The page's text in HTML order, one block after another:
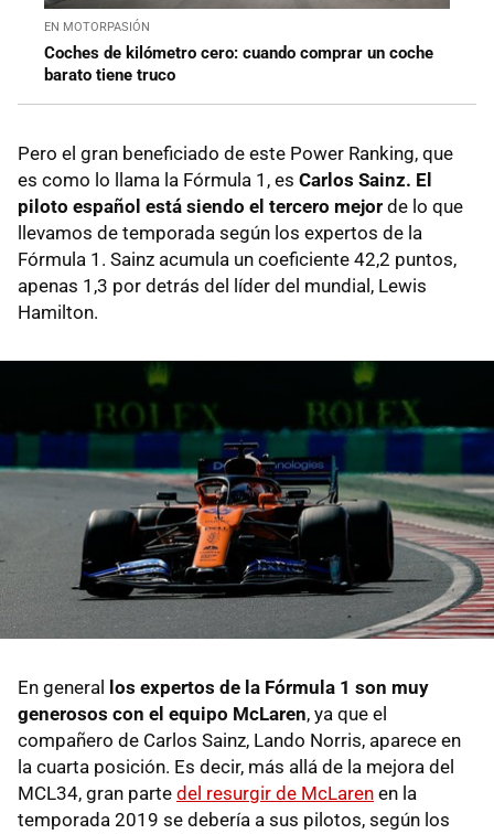
EN MOTORPASIÓN
Coches de kilómetro cero: cuando comprar un coche
barato tiene truco
Pero el gran beneficiado de este Power Ranking, que
es como lo llama la Fórmula 1, es Carlos Sainz. El
piloto español está siendo el tercero mejor de lo que
llevamos de temporada según los expertos de la
Fórmula 1. Sainz acumula un coeficiente 42,2 puntos,
apenas 1,3 por detrás del líder del mundial, Lewis
Hamilton.
En general
los expertos de la Fórmula 1 son muy
generosos con el equipo McLaren, ya que el
compañero de Carlos Sainz, Lando Norris, aparece en
la cuarta posición. Es decir, más allá de la mejora del
MCL34, gran parte del resurgir de McLaren en la
temporada 2019 se debería a sus pilotos, según los